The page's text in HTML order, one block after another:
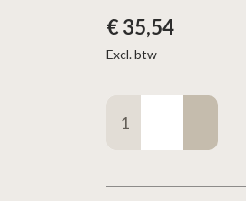
Excl. btw
€35,54
Ventilatierooster
lamellen